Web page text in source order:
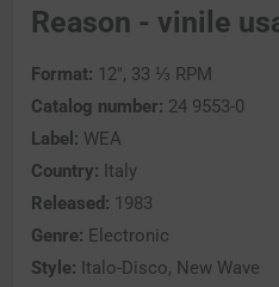
Reason - vinile
Format: 12″, 33 ⅓ RPM
Catalog number: 24 9553-0
Label: WEA
Country: Italy
Released: 1983
Genre: Electronic
Style: Italo-Disco, New Wave